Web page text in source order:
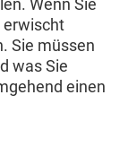
Wenn Sie
erwischt
Sie müssen
was Sie
einen